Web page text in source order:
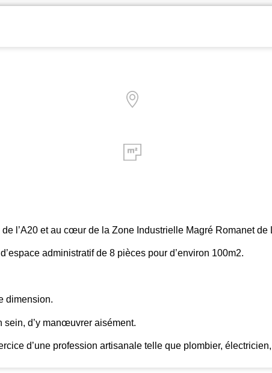
l’A20 et au cœur de la Zone Industrielle Magré Romanet de
administratif de 8 pièces pour d’environ 100m2.
dimension.
sein, d’y manœuvrer aisément.
d’une profession artisanale telle que plombier,